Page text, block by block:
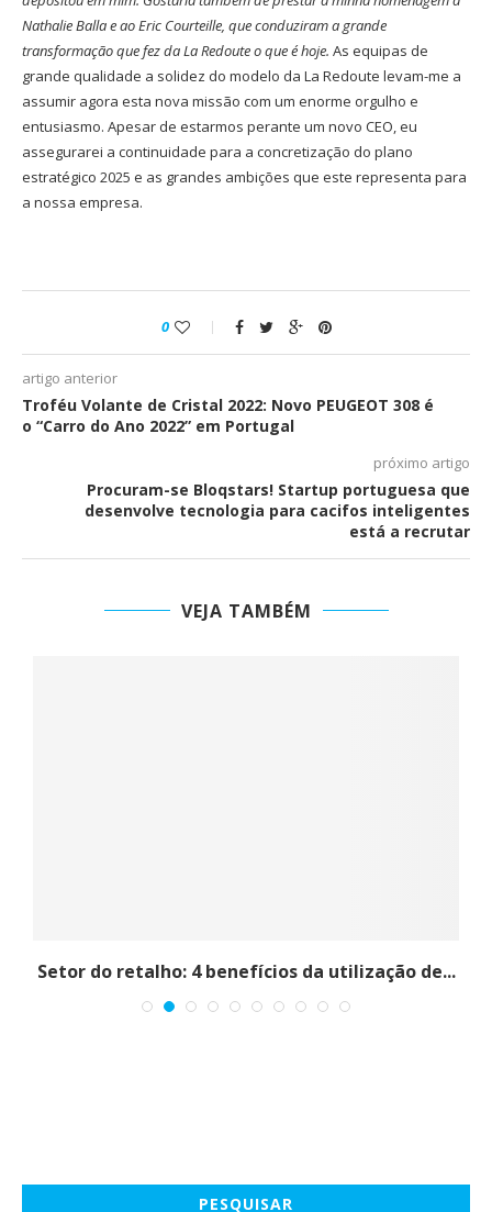
Nathalie Balla e ao Eric Courteille, que conduziram a grande
transformação que fez da La Redoute o que é hoje. As equipas de
grande qualidade a solidez do modelo da La Redoute levam-me a
assumir agora esta nova missão com um enorme orgulho e
entusiasmo. Apesar de estarmos perante um novo CEO, eu
assegurarei a continuidade para a concretização do plano
estratégico 2025 e as grandes ambições que este representa para
a nossa empresa.
0
artigo anterior
Troféu Volante de Cristal 2022: Novo PEUGEOT 308 é
o “Carro do Ano 2022” em Portugal
próximo artigo
Procuram-se Bloqstars! Startup portuguesa que
desenvolve tecnologia para cacifos inteligentes
está a recrutar
VEJA TAMBÉM
Setor do retalho: 4 benefícios da utilização de...
PESQUISAR